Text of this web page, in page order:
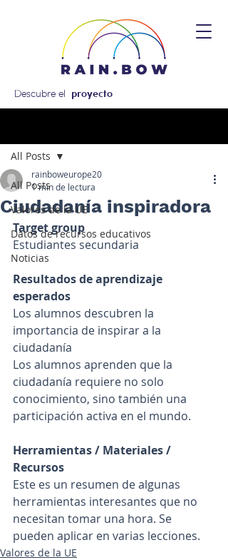
Descubre el proyecto
All Posts
Valores de la UE
Datos de recursos educativos
Noticias
All Posts
Ciudadanía inspiradora
rainboweurope20
1 min de lectura
Target group
Estudiantes secundaria
Resultados de aprendizaje
esperados
Los alumnos descubren la
importancia de inspirar a la
ciudadanía
Los alumnos aprenden que la
ciudadanía requiere no solo
conocimiento, sino también una
participación activa en el mundo.
Herramientas / Materiales /
Recursos
Este es un resumen de algunas
herramientas interesantes que no
necesitan tomar una hora. Se
pueden aplicar en varias lecciones.
Valores de la UE